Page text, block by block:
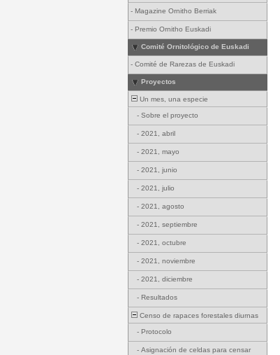
- Magazine Ornitho Berriak
- Premio Ornitho Euskadi
Comité Ornitológico de Euskadi
- Comité de Rarezas de Euskadi
Proyectos
Un mes, una especie
- Sobre el proyecto
- 2021, abril
- 2021, mayo
- 2021, junio
- 2021, julio
- 2021, agosto
- 2021, septiembre
- 2021, octubre
- 2021, noviembre
- 2021, diciembre
- Resultados
Censo de rapaces forestales diurnas
- Protocolo
- Asignación de celdas para censar